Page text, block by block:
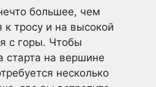
большее, чем
к тросу и на высокой
с горы. Чтобы
старта на вершине
несколько